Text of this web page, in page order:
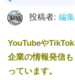
ー
ス
情
報
お
投稿者: 編
YouTubeや
企業の情報発信
っています。